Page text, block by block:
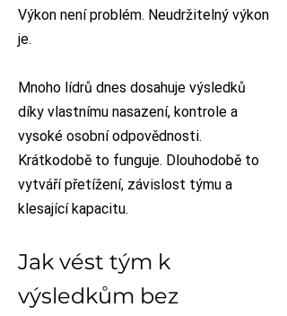
Výkon není problém. Neudržitelný výkon
je.
Mnoho lídrů dnes dosahuje výsledků
díky vlastnímu nasazení, kontrole a
vysoké osobní odpovědnosti.
Krátkodobě to funguje. Dlouhodobě to
vytváří přetížení, závislost týmu a
klesající kapacitu.
Jak vést tým k
výsledkům bez